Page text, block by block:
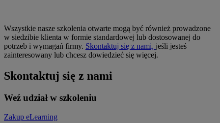
Wszystkie nasze szkolenia otwarte mogą być również prowadzone
w siedzibie klienta w formie standardowej lub dostosowanej do
potrzeb i wymagań firmy. Skontaktuj się z nami, jeśli jesteś
zainteresowany lub chcesz dowiedzieć się więcej.
Skontaktuj się z nami
Weź udział w szkoleniu
Zakup eLearning